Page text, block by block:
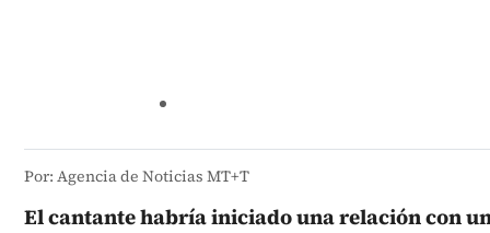
Por: Agencia de Noticias MT+T
El cantante habría iniciado una relación con